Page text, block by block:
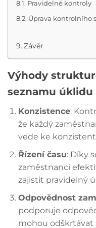
Pravidelné kontroly
Úprava kontrolního
Závěr
Výhody
seznamu úklidu
Konzistence:
že každý
vede ke
Řízení času: Díky
zaměstnanci
zajistit pravidelný
Odpovědnost
podporuje
mohou odškrtávat